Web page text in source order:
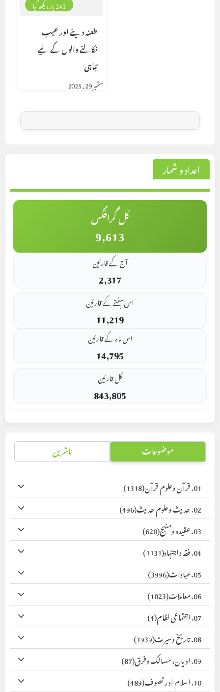
243 بار دیکھا گیا
طعنہ دینے اور عیب
نکالنے والوں کے لیے
تباہی
ستمبر 29, 2025
اعداد و شمار
کل گرافکس
9,613
آج کے قارئین
2,317
اس ہفتے کے قارئین
11,219
اس ماہ کے قارئین
14,795
کل قارئین
843,805
موضوعات ناشرین
01. قرآن وعلوم قرآن
(1318)
02. حدیث وعلوم حدیث
(496)
03. عقیدہ ومنہج
(620)
04. فقہ واجتہاد
(1131)
05. عبادات
(3996)
06. معاملات
(1023)
07. اجتماعی نظام
(4)
08. تاریخ وسیرت
(1939)
09. ادیان، مسالک وفرق
(87)
10. اسلام اور تصوف
(489)